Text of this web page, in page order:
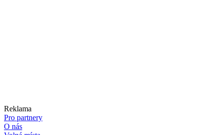
Reklama
Pro partnery
O nás